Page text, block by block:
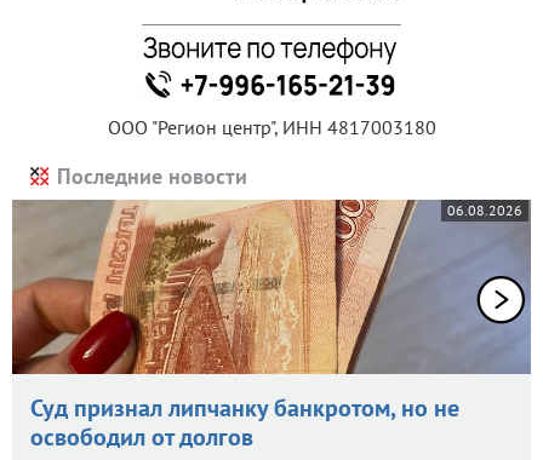
ООО "Регион центр", ИНН 4817003180
Последние новости
06.08.2026
Суд признал липчанку банкротом, но не
освободил от долгов